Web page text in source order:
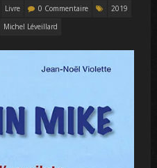
Livre 0 Commentaire
2019
Michel Léveillard